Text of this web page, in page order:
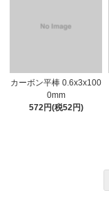
カーボン平棒 0.6x3x100
0mm
572円(税52円)